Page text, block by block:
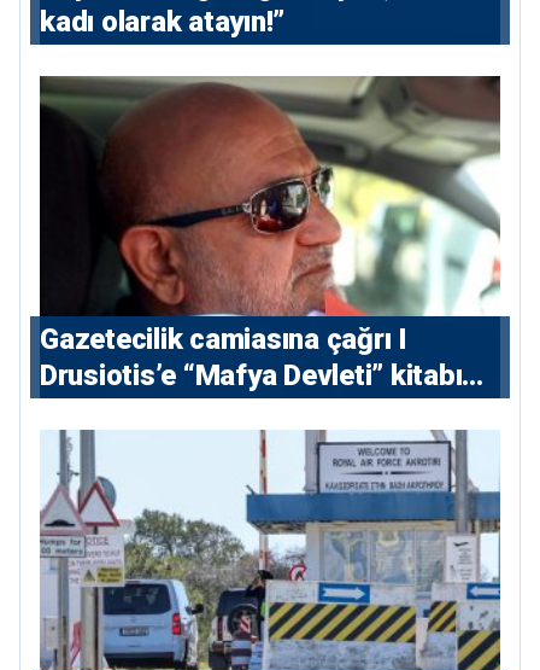
kadı olarak atayın!”
Gazetecilik camiasına çağrı I
⁠Drusiotis’e “Mafya Devleti” kitabı